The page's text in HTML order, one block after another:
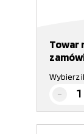
Towar
Wybierz